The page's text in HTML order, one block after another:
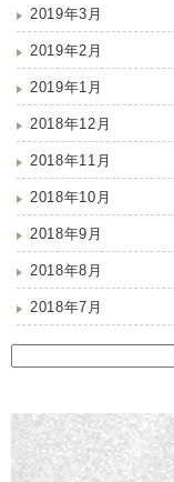
2019年3月
2019年2月
2019年1月
2018年12月
2018年11月
2018年10月
2018年9月
2018年8月
2018年7月